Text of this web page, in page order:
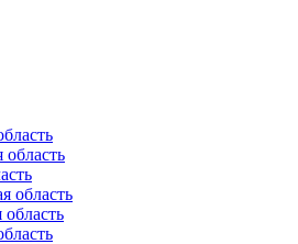
область
область